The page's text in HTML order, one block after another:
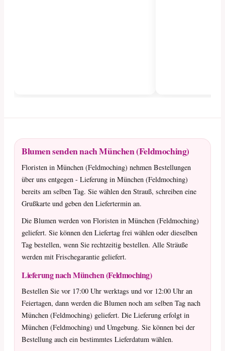
Blumen senden nach München (Feldmoching)
Floristen in München (Feldmoching) nehmen Bestellungen
über uns entgegen - Lieferung in München (Feldmoching)
bereits am selben Tag. Sie wählen den Strauß, schreiben eine
Grußkarte und geben den Liefertermin an.
Die Blumen werden von Floristen in München (Feldmoching)
geliefert. Sie können den Liefertag frei wählen oder dieselben
Tag bestellen, wenn Sie rechtzeitig bestellen. Alle Sträuße
werden mit Frischegarantie geliefert.
Lieferung nach München (Feldmoching)
Bestellen Sie vor 17:00 Uhr werktags und vor 12:00 Uhr an
Feiertagen, dann werden die Blumen noch am selben Tag nach
München (Feldmoching) geliefert. Die Lieferung erfolgt in
München (Feldmoching) und Umgebung. Sie können bei der
Bestellung auch ein bestimmtes Lieferdatum wählen.